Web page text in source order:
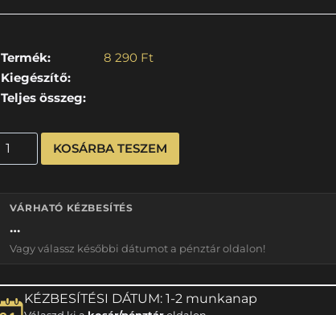
Termék: 8 290 Ft
Kiegészítő:
Teljes összeg:
KOSÁRBA TESZEM
VÁRHATÓ KÉZBESÍTÉS
…
Vagy válassz későbbi dátumot a pénztár oldalon!
KÉZBESÍTÉSI DÁTUM: 1-2 munkanap